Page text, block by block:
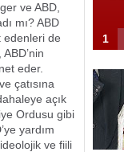
ve ABD,
mı? ABD
edenleri de
eder.
çatısına
açık
Ordusu gibi
yardım
ve fiili
1